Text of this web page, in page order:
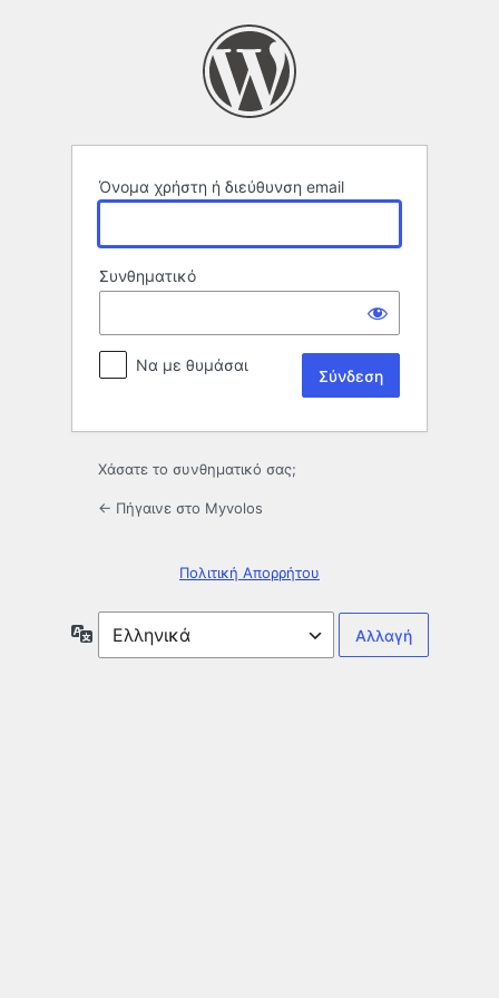
Όνομα χρήστη ή διεύθυνση email
Συνθηματικό
Να με θυμάσαι
Χάσατε το συνθηματικό σας;
← Πήγαινε στο Myvolos
Πολιτική Απορρήτου
Γλώσσα